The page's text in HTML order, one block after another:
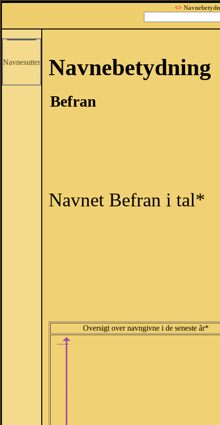
<>
Navnesutter Navnebetydning
Befran
Navnet Befran i tal*
Oversigt over navngivne i de seneste år*